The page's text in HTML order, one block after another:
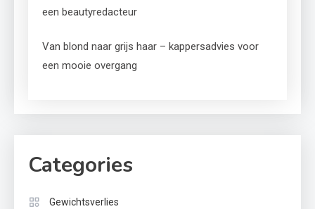
een beautyredacteur
Van blond naar grijs haar – kappersadvies voor
een mooie overgang
Categories
Gewichtsverlies